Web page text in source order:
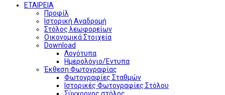
ΕΤΑΙΡΕΙΑ
Προφίλ
Ιστορική Αναδρομή
Στόλος λεωφορείων
Οικονομικά Στοιχεία
Download
Λογότυπα
Ημερολόγιο/Έντυπα
Έκθεση Φωτογραφίας
Φωτογραφίες Σταθμών
Ιστορικές Φωτογραφίες Στόλου
Σύγχρονος στόλος